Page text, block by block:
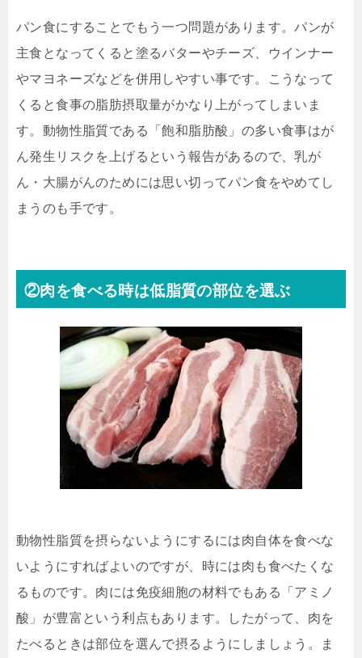
パン食にすることでもう一つ問題があります。パンが
主食となってくると塗るバターやチーズ、ウインナー
やマヨネーズなどを併用しやすい事です。こうなって
くると食事の脂肪摂取量がかなり上がってしまいま
す。動物性脂質である「飽和脂肪酸」の多い食事はが
ん発生リスクを上げるという報告があるので、乳が
ん・大腸がんのためには思い切ってパン食をやめてし
まうのも手です。
②肉を食べる時は低脂質の部位を選ぶ
動物性脂質を摂らないようにするには肉自体を食べな
いようにすればよいのですが、時には肉も食べたくな
るものです。肉には免疫細胞の材料でもある「アミノ
酸」が豊富という利点もあります。したがって、肉を
たべるときは部位を選んで摂るようにしましょう。ま